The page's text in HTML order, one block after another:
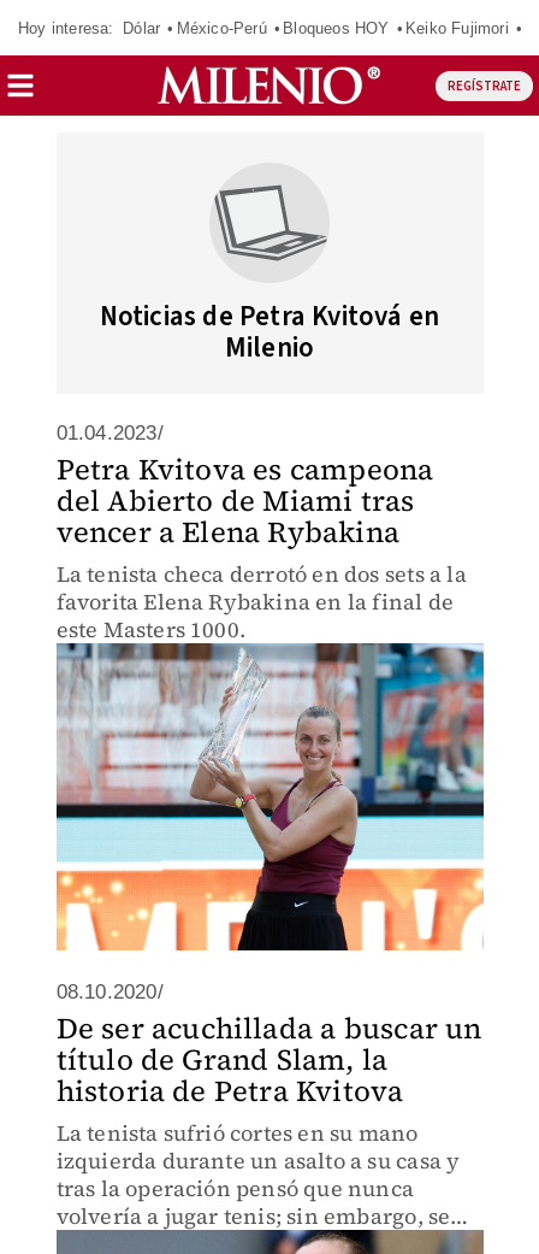
Hoy interesa: Dólar México-Perú Bloqueos HOY Keiko Fujimori
REGÍSTRATE
Noticias de Petra Kvitová en
Milenio
01.04.2023/
Petra Kvitova es campeona
del Abierto de Miami tras
vencer a Elena Rybakina
La tenista checa derrotó en dos sets a la
favorita Elena Rybakina en la final de
este Masters 1000.
08.10.2020/
De ser acuchillada a buscar un
título de Grand Slam, la
historia de Petra Kvitova
La tenista sufrió cortes en su mano
izquierda durante un asalto a su casa y
tras la operación pensó que nunca
volvería a jugar tenis; sin embargo, se
encuentra en las semifinales del Roland